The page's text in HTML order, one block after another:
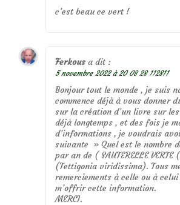
c’est beau ce vert !
Ferkous a dit :
5 novembre 2022 à 20 08 28 112811
Bonjour tout le monde , je suis
commence déjà à vous donner
sur la création d’un livre sur
déjà longtemps , et des fois je
d’informations , je voudrais
suivante » Quel est le nombre
par an de ( SAUTERELLE VERTE
(Tettigonia viridissima). Tous
remerciements à celle ou à
m’offrir cette information.
MERCI.